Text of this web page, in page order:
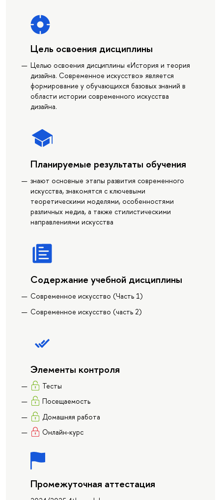
Цель освоения дисциплины
Целью освоения дисциплины «История и теория
дизайна. Современное искусство» является
формирование у обучающихся базовых знаний в
области истории современного искусства
дизайна.
Планируемые результаты обучения
знают основные этапы развития современного
искусства, знакомятся с ключевыми
теоретическими моделями, особенностями
различных медиа, а также стилистическими
направлениями искусства
Содержание учебной дисциплины
Современное искусство (Часть 1)
Современное искусство (часть 2)
Элементы контроля
Тесты
Посещаемость
Домашняя работа
Онлайн-курс
Промежуточная аттестация